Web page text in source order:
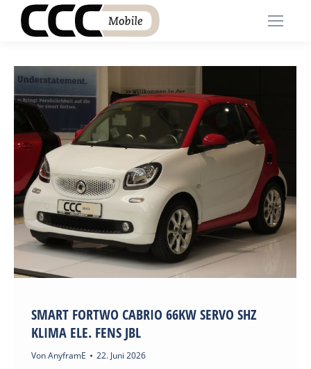
SMART FORTWO CABRIO 66KW SERVO SHZ
KLIMA ELE. FENS JBL
VonAnyframE 22. Juni 2026